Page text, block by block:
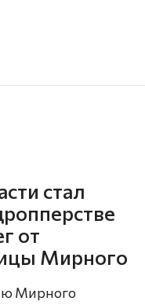
стал
от
Мирного
Мирного